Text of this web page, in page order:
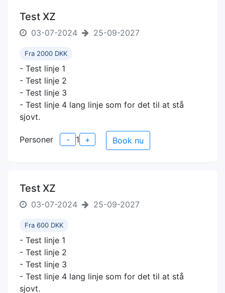
Test XZ
03-07-2024 25-09-2027
Fra 2000 DKK
- Test linje 1
- Test linje 2
- Test linje 3
- Test linje 4 lang linje som for det til at stå
sjovt.
Personer - 1 + Book nu
Test XZ
03-07-2024 25-09-2027
Fra 600 DKK
- Test linje 1
- Test linje 2
- Test linje 3
- Test linje 4 lang linje som for det til at stå
sjovt.